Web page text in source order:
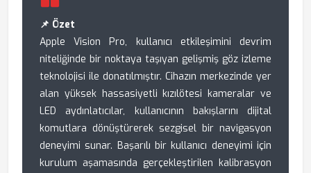
📌 Özet
Apple Vision Pro, kullanıcı etkileşimini devrim
niteliğinde bir noktaya taşıyan gelişmiş göz izleme
teknolojisi ile donatılmıştır. Cihazın merkezinde yer
alan yüksek hassasiyetli kızılötesi kameralar ve
LED aydınlatıcılar, kullanıcının bakışlarını dijital
komutlara dönüştürerek sezgisel bir navigasyon
deneyimi sunar. Başarılı bir kullanıcı deneyimi için
kurulum aşamasında gerçekleştirilen kalibrasyon